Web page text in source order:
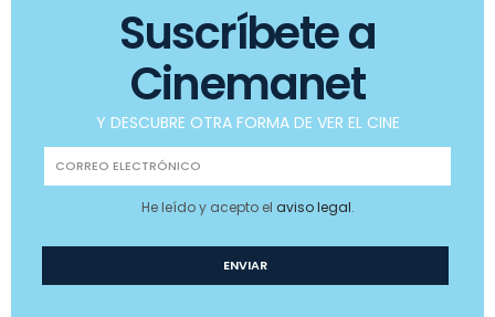
Suscríbete a
Cinemanet
Y DESCUBRE OTRA FORMA DE VER EL CINE
He leído y acepto el aviso legal.